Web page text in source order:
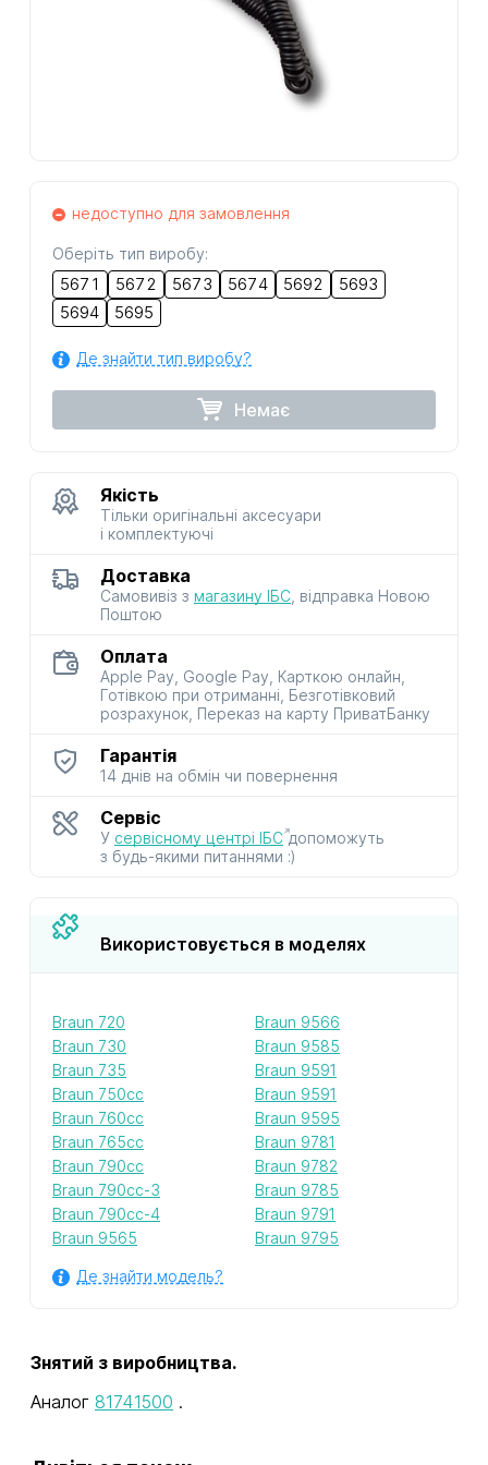
недоступно для замовлення
Оберіть тип виробу:
5671 5672 5673 5674 5692
5693
5694
5695
Де знайти тип виробу?
Немає
Якість
Тільки оригінальні аксесуари
і комплектуючі
Доставка
Самовивіз з магазину ІБС , відправка Новою
Поштою
Оплата
Apple Pay, Google Pay, Карткою онлайн,
Готівкою при отриманні, Безготівковий
розрахунок, Переказ на карту ПриватБанку
Гарантія
14 днів на обмін чи повернення
Сервіс
У сервісному центрі ІБСдопоможуть
з будь-якими питаннями :)
Використовується в моделях
Braun 720
Braun 730
Braun 735
Braun 750cc
Braun 760cc
Braun 765cc
Braun 790cc
Braun 790cc-3
Braun 790cc-4
Braun 9565
Braun 9566
Braun 9585
Braun 9591
Braun 9591
Braun 9595
Braun 9781
Braun 9782
Braun 9785
Braun 9791
Braun 9795
Де знайти модель?
Знятий з виробництва.
Аналог 81741500 .